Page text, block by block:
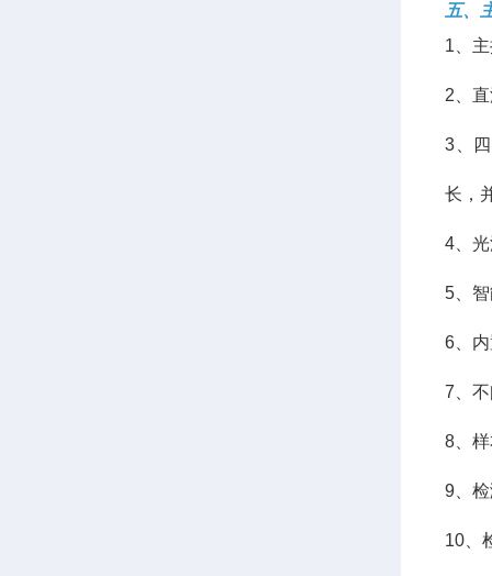
五、
1、
2、
3、
长，
4、
5、
6、
7、
8、
9、
10、